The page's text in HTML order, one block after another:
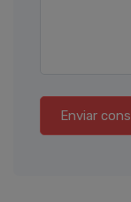
Enviar